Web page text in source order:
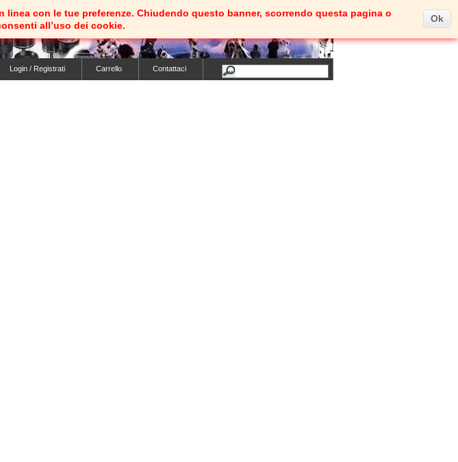
(vuoto)
Benvenuti Entra
Login / Registrati Carrello Contattaci
con le tue preferenze. Chiudendo questo banner, scorrendo questa pagina o
all’uso dei cookie.
Ok